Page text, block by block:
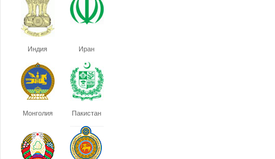
Индия Иран
Монголия Пакистан